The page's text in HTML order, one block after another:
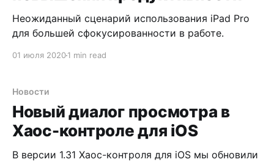
Неожиданный сценарий использования iPad Pro
для большей сфокусированности в работе.
01 июля 20201 min read
Новости
Новый диалог просмотра в
Хаос-контроле для iOS
В версии 1.31 Хаос-контроля для iOS мы обновили